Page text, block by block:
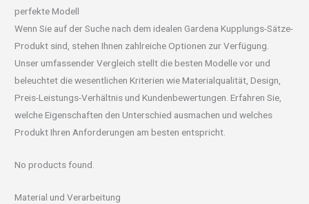
perfekte Modell
Wenn Sie auf der Suche nach dem idealen Gardena Kupplungs-Sätze-
Produkt sind, stehen Ihnen zahlreiche Optionen zur Verfügung.
Unser umfassender Vergleich stellt die besten Modelle vor und
beleuchtet die wesentlichen Kriterien wie Materialqualität, Design,
Preis-Leistungs-Verhältnis und Kundenbewertungen. Erfahren Sie,
welche Eigenschaften den Unterschied ausmachen und welches
Produkt Ihren Anforderungen am besten entspricht.
No products found.
Material und Verarbeitung